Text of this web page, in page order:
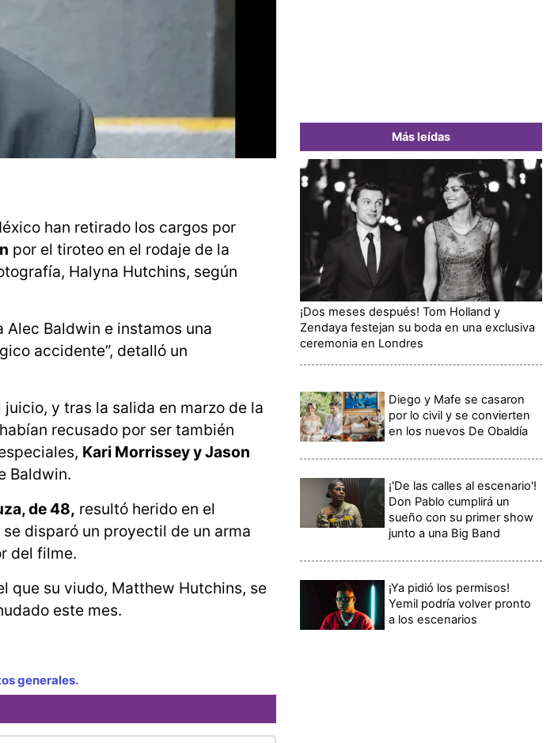
han retirado los cargos por
por el tiroteo en el rodaje de la
Halyna Hutchins, según
Baldwin e instamos una
accidente”, detalló un
y tras la salida en marzo de la
recusado por ser también
Kari Morrissey y Jason
Baldwin.
de 48, resultó herido en el
disparó un proyectil de un arma
del filme.
que su viudo, Matthew Hutchins, se
este mes.
generales.
Más leídas
¡Dos meses después! Tom Holland y
Zendaya festejan su boda en una exclusiva
ceremonia en Londres
Diego y Mafe se casaron
por lo civil y se convierten
en los nuevos De Obaldía
¡'De las calles al escenario'!
Don Pablo cumplirá un
sueño con su primer show
junto a una Big Band
¡Ya pidió los permisos!
Yemil podría volver pronto
a los escenarios